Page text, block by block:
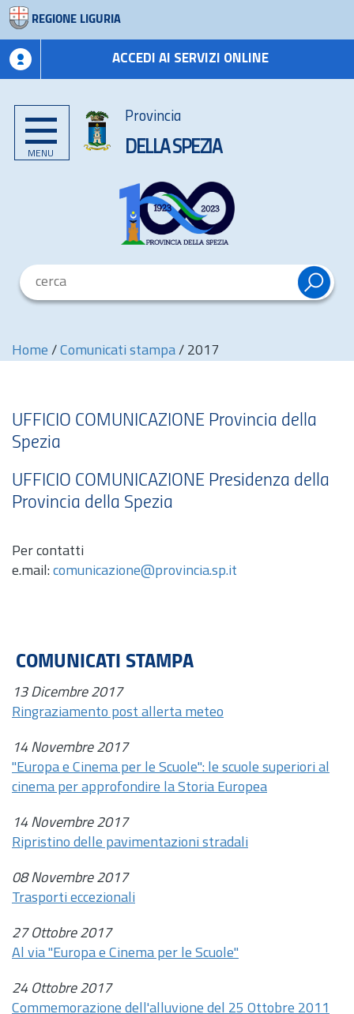
REGIONE LIGURIA
ACCEDI AI SERVIZI ONLINE
MENU
Provincia
DELLA SPEZIA
Home / Comunicati stampa / 2017
UFFICIO COMUNICAZIONE Provincia della
Spezia
UFFICIO COMUNICAZIONE Presidenza della
Provincia della Spezia
Per contatti
e.mail: comunicazione@provincia.sp.it
COMUNICATI STAMPA
13 Dicembre 2017
Ringraziamento post allerta meteo
14 Novembre 2017
"Europa e Cinema per le Scuole": le scuole superiori al
cinema per approfondire la Storia Europea
14 Novembre 2017
Ripristino delle pavimentazioni stradali
08 Novembre 2017
Trasporti eccezionali
27 Ottobre 2017
Al via "Europa e Cinema per le Scuole"
24 Ottobre 2017
Commemorazione dell'alluvione del 25 Ottobre 2011